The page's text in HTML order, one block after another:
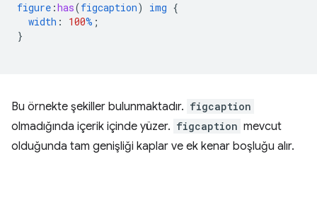
figure :has(figcaption) img {
width : 100% ;
}
Bu örnekte şekiller bulunmaktadır. figcaption
olmadığında içerik içinde yüzer. figcaption mevcut
olduğunda tam genişliği kaplar ve ek kenar boşluğu alır.